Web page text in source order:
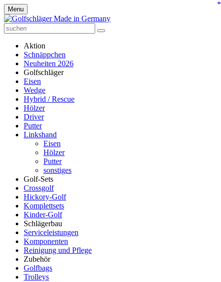
Menu
Aktion
Schnäppchen
Neuheiten 2026
Golfschläger
Eisen
Wedge
Hybrid / Rescue
Hölzer
Driver
Putter
Linkshand
Eisen
Hölzer
Putter
sonstiges
Golf-Sets
Crossgolf
Hickory-Golf
Komplettsets
Kinder-Golf
Schlägerbau
Serviceleistungen
Komponenten
Reinigung und Pflege
Zubehör
Golfbags
Trolleys
*